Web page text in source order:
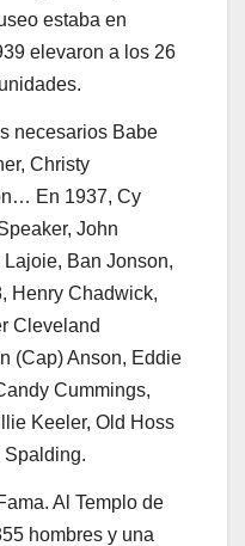
estaba en
elevaron a los 26
necesarios Babe
Christy
En 1937, Cy
John
Ban Jonson,
Henry Chadwick,
Cleveland
(Cap) Anson, Eddie
Cummings,
Keeler, Old Hoss
Spalding.
Al Templo de
hombres y una